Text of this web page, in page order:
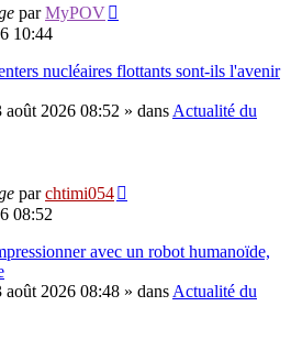
parMyPOV
10:44
nucléaires flottants sont-ils l'avenir
août 2026 08:52 » dans Actualité du
parchtimi054
08:52
avec un robot humanoïde,
août 2026 08:48 » dans Actualité du